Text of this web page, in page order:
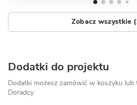
Zobacz wszystkie
Dodatki do projektu
Dodatki możesz zamówić w koszyku lub
Doradcy.